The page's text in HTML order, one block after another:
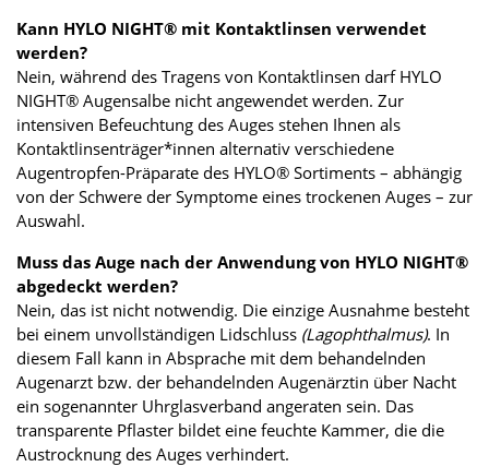
Kann HYLO NIGHT® mit Kontaktlinsen verwendet
werden?
Nein, während des Tragens von Kontaktlinsen darf HYLO
NIGHT® Augensalbe nicht angewendet werden. Zur
intensiven Befeuchtung des Auges stehen Ihnen als
Kontaktlinsenträger*innen alternativ verschiedene
Augentropfen-Präparate des HYLO® Sortiments – abhängig
von der Schwere der Symptome eines trockenen Auges – zur
Auswahl.
Muss das Auge nach der Anwendung von HYLO NIGHT®
abgedeckt werden?
Nein, das ist nicht notwendig. Die einzige Ausnahme besteht
bei einem unvollständigen Lidschluss (Lagophthalmus). In
diesem Fall kann in Absprache mit dem behandelnden
Augenarzt bzw. der behandelnden Augenärztin über Nacht
ein sogenannter Uhrglasverband angeraten sein. Das
transparente Pflaster bildet eine feuchte Kammer, die die
Austrocknung des Auges verhindert.